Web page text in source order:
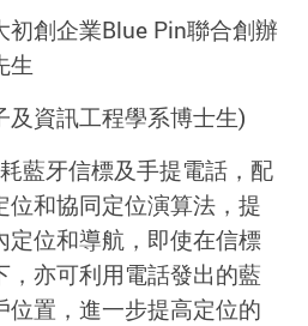
初創企業Blue Pin聯合創辦
生
及資訊工程學系博士生)
藍牙信標及手提電話，配
位和協同定位演算法，提
定位和導航，即使在信標
，亦可利用電話發出的藍
位置，進一步提高定位的